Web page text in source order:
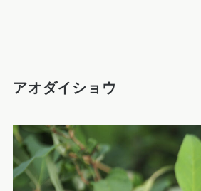
アオダイショウ